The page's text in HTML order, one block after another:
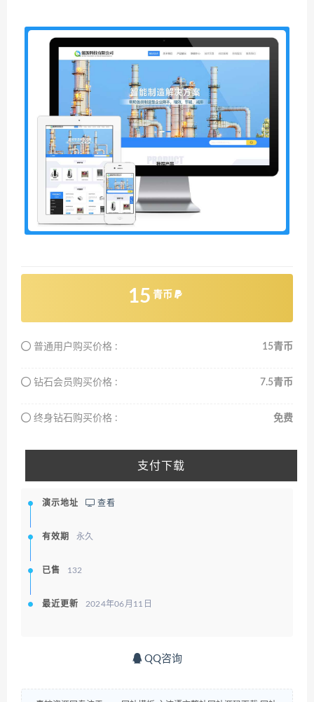
15 青币
普通用户购买价格 : 15青币
钻石会员购买价格 : 7.5青币
终身钻石购买价格 : 免费
支付下载
演示地址 查看
有效期 永久
已售 132
最近更新 2024年06月11日
QQ咨询